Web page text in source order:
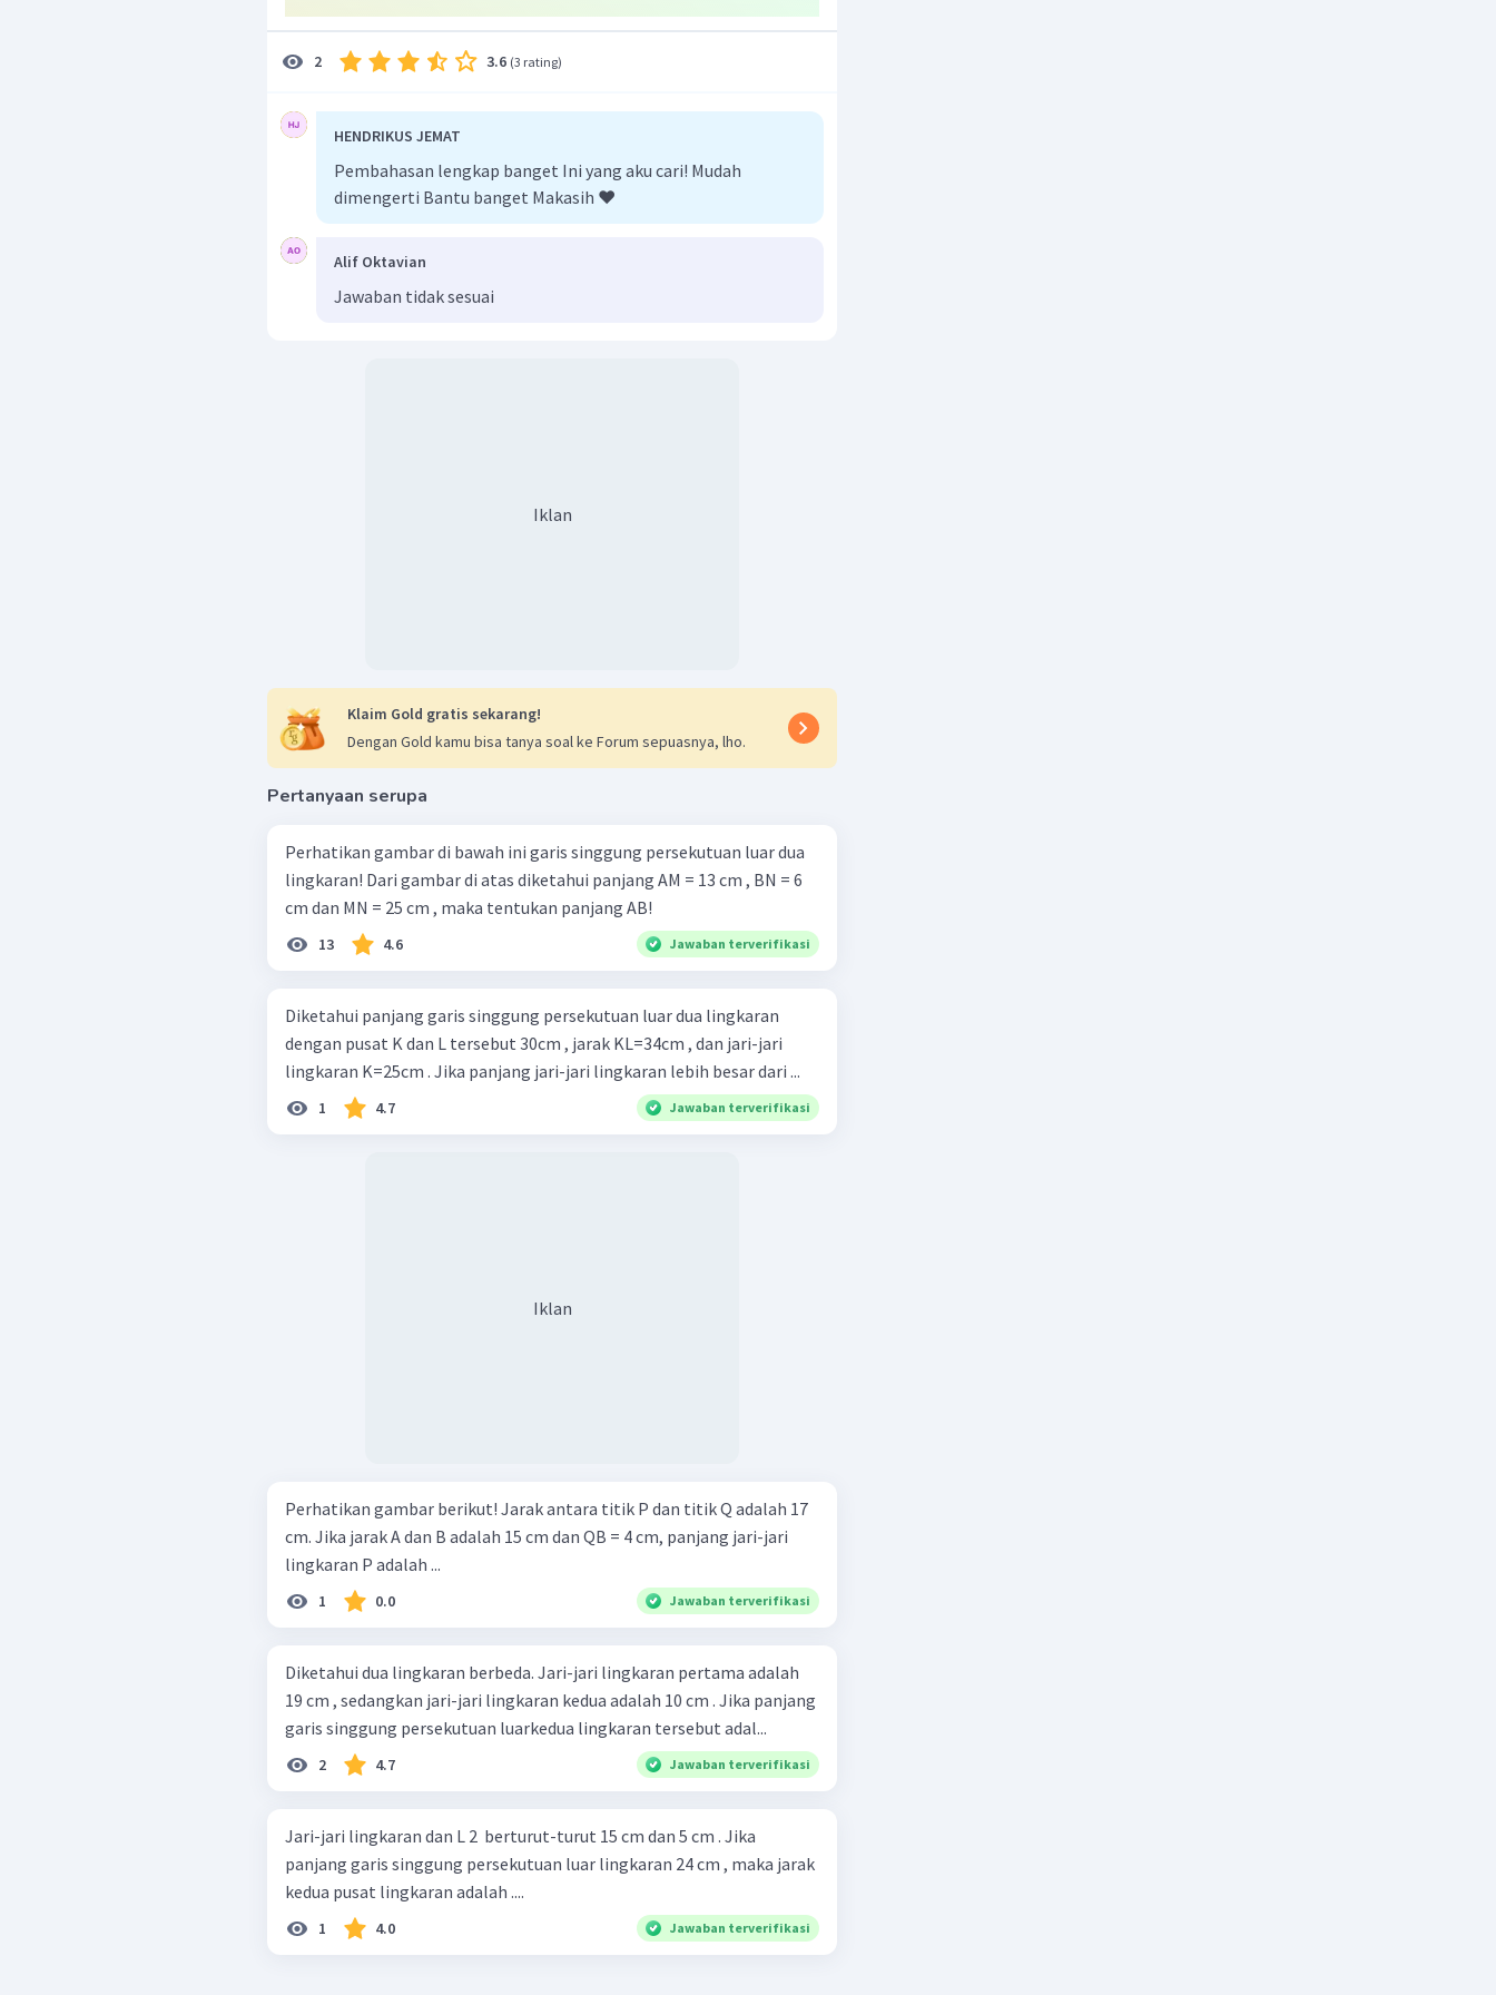
2 3.6 (3 rating)
HENDRIKUS JEMAT
Pembahasan lengkap banget Ini yang aku cari! Mudah
dimengerti Bantu banget Makasih ❤️
Alif Oktavian
Jawaban tidak sesuai
Iklan
Klaim Gold gratis sekarang!
Dengan Gold kamu bisa tanya soal ke Forum sepuasnya, lho.
Pertanyaan serupa
Perhatikan gambar di bawah ini garis singgung persekutuan luar dua
lingkaran! Dari gambar di atas diketahui panjang AM = 13 cm , BN = 6
cm dan MN = 25 cm , maka tentukan panjang AB!
13 4.6 Jawaban terverifikasi
Diketahui panjang garis singgung persekutuan luar dua lingkaran
dengan pusat K dan L tersebut 30cm , jarak KL=34cm , dan jari-jari
lingkaran K=25cm . Jika panjang jari-jari lingkaran lebih besar dari ...
1 4.7 Jawaban terverifikasi
Iklan
Perhatikan gambar berikut! Jarak antara titik P dan titik Q adalah 17
cm. Jika jarak A dan B adalah 15 cm dan QB = 4 cm, panjang jari-jari
lingkaran P adalah ...
1 0.0 Jawaban terverifikasi
Diketahui dua lingkaran berbeda. Jari-jari lingkaran pertama adalah
19 cm , sedangkan jari-jari lingkaran kedua adalah 10 cm . Jika panjang
garis singgung persekutuan luarkedua lingkaran tersebut adal...
2 4.7 Jawaban terverifikasi
Jari-jari lingkaran dan L 2 ​ berturut-turut 15 cm dan 5 cm . Jika
panjang garis singgung persekutuan luar lingkaran 24 cm , maka jarak
kedua pusat lingkaran adalah ....
1 4.0 Jawaban terverifikasi